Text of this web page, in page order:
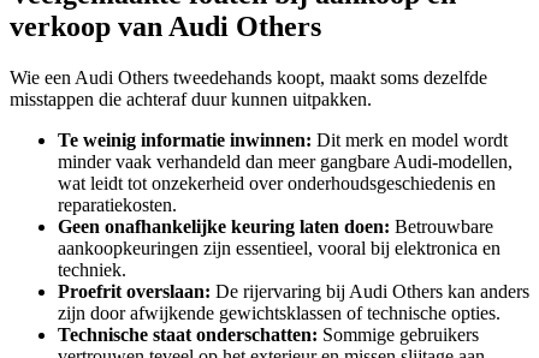
verkoop van Audi Others
Wie een Audi Others tweedehands koopt, maakt soms dezelfde
misstappen die achteraf duur kunnen uitpakken.
Te weinig informatie inwinnen: Dit merk en model wordt
minder vaak verhandeld dan meer gangbare Audi-modellen,
wat leidt tot onzekerheid over onderhoudsgeschiedenis en
reparatiekosten.
Geen onafhankelijke keuring laten doen: Betrouwbare
aankoopkeuringen zijn essentieel, vooral bij elektronica en
techniek.
Proefrit overslaan: De rijervaring bij Audi Others kan anders
zijn door afwijkende gewichtsklassen of technische opties.
Technische staat onderschatten: Sommige gebruikers